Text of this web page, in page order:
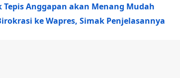
Tepis Anggapan akan Menang Mudah
ke Wapres, Simak Penjelasannya